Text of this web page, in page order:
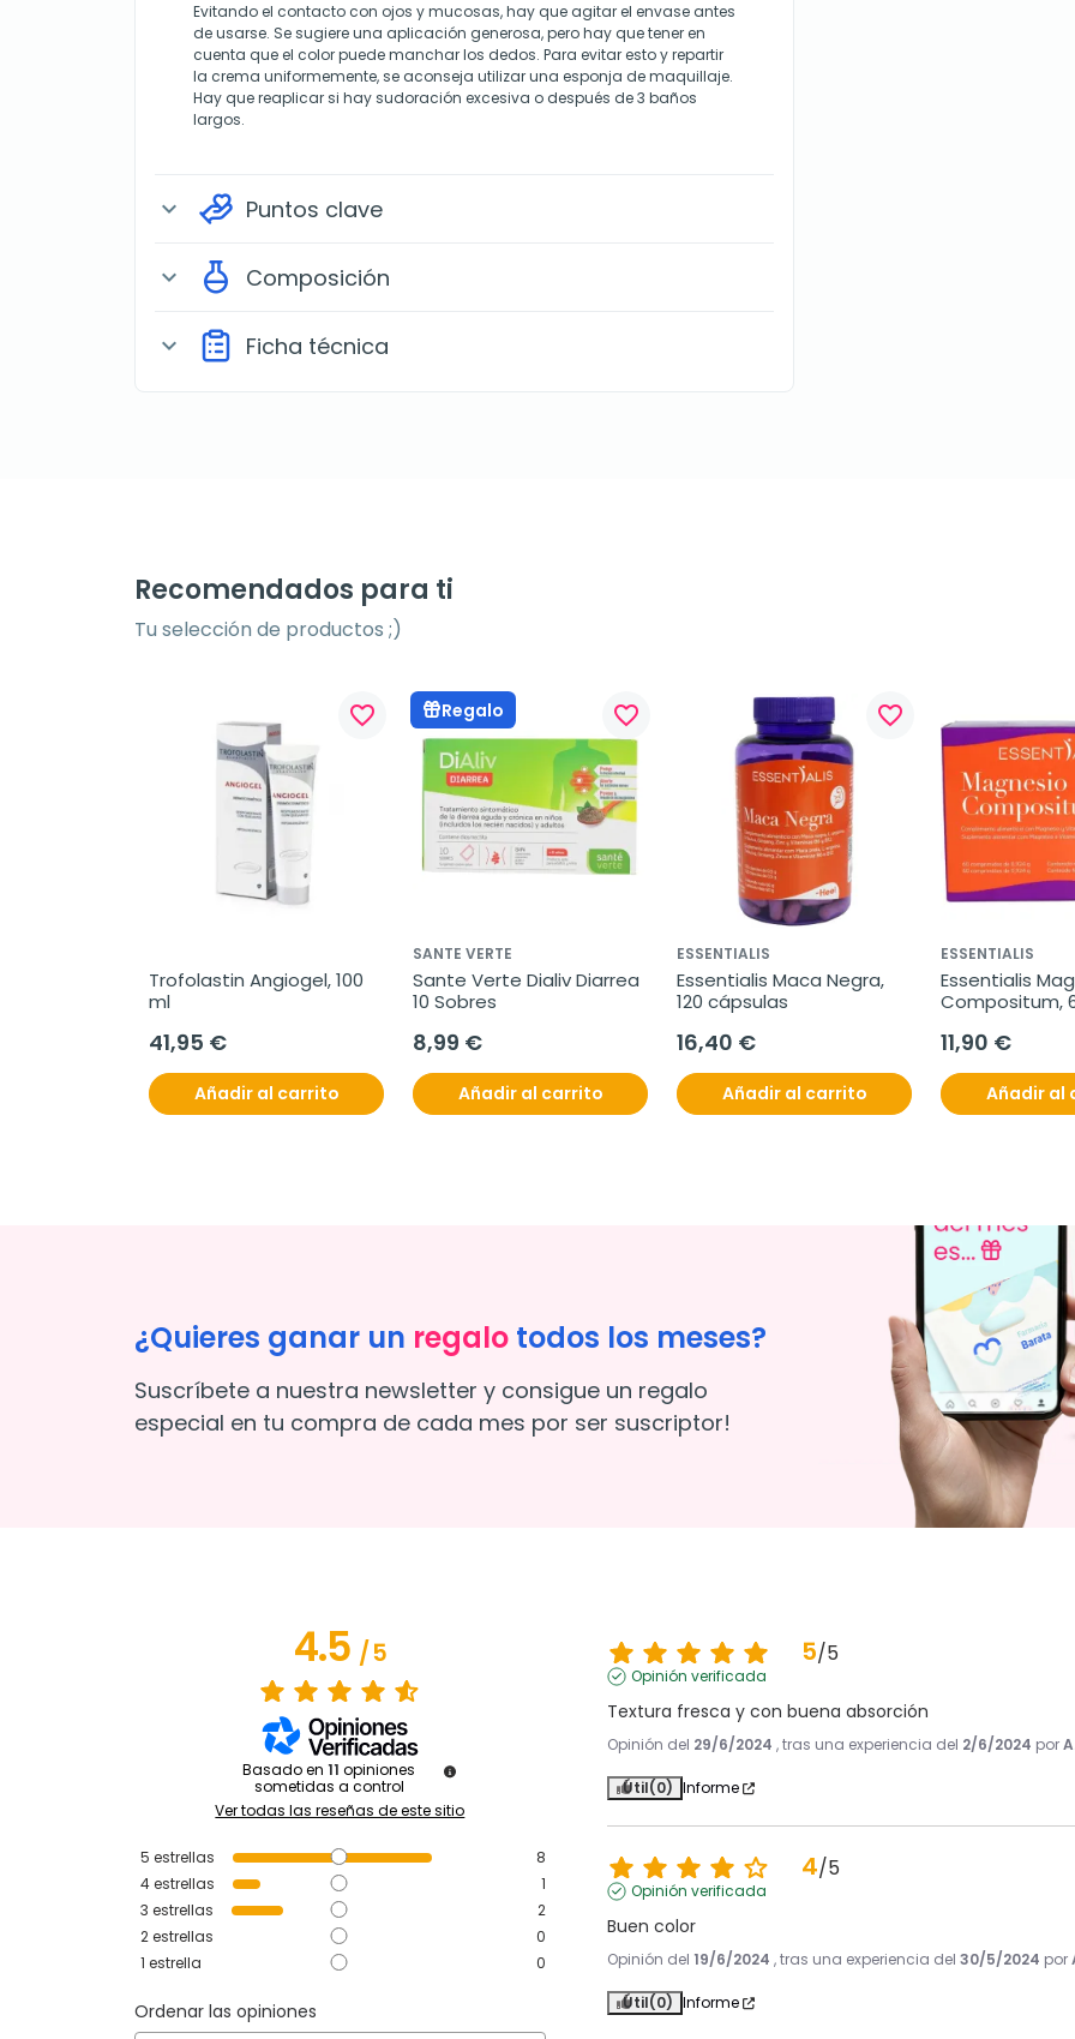
Evitando el contacto con ojos y mucosas, hay que agitar el envase antes
de usarse. Se sugiere una aplicación generosa, pero hay que tener en
cuenta que el color puede manchar los dedos. Para evitar esto y repartir
la crema uniformemente, se aconseja utilizar una esponja de maquillaje.
Hay que reaplicar si hay sudoración excesiva o después de 3 baños
largos.
expand_more Puntos clave
expand_more Composición
expand_more Ficha técnica
Recomendados para ti
Tu selección de productos ;)
favorite_border
Trofolastin Angiogel, 100
ml
41,95 €
Añadir al carrito
Regalo favorite_border
SANTE VERTE
Sante Verte Dialiv Diarrea
10 Sobres
8,99 €
Añadir al carrito
favorite_border
ESSENTIALIS
Essentialis Maca Negra,
120 cápsulas
16,40 €
Añadir al carrito
ESSENTIALIS
Essentialis
Compositum,
11,90 €
Añadir al
¿Quieres ganar un regalo todos los meses?
Suscríbete a nuestra newsletter y consigue un regalo
especial en tu compra de cada mes por ser suscriptor!
4.5/5
Basado en11 opiniones
sometidas a control
Ver todas las reseñas de este sitio
5 estrellas
8
4estrellas
1
3 estrellas
2
2estrellas
0
1 estrella 0
Ordenar las opiniones
5/5
Opinión verificada
Textura fresca y con buena absorción
Opinión del 29/6/2024 , tras una experiencia del 2/6/2024 por
Útil(0) Informe
4/5
Opinión verificada
Buen color
Opinión del 19/6/2024 , tras una experiencia del30/5/2024 por
Útil(0) Informe